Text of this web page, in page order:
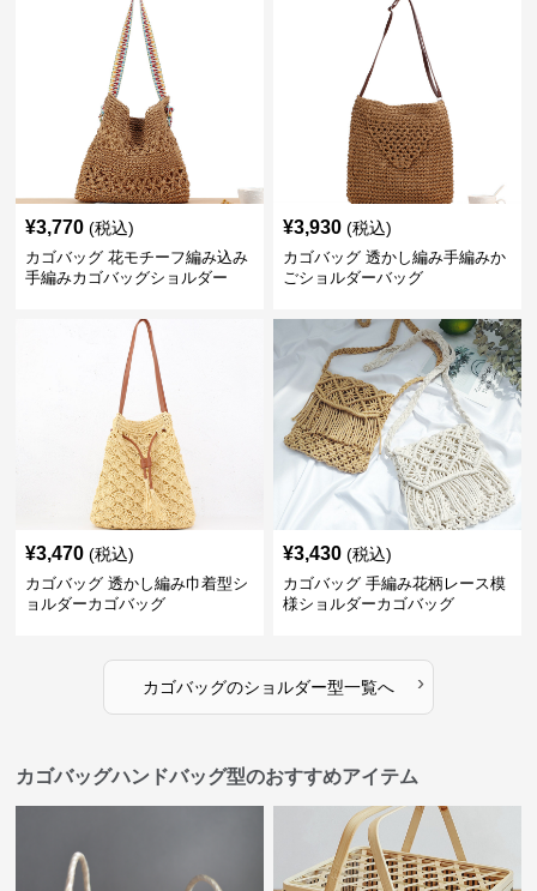
¥3,770 (税込)
カゴバッグ 花モチーフ編み込み
手編みカゴバッグショルダー
¥3,930 (税込)
カゴバッグ 透かし編み手編みか
ごショルダーバッグ
¥3,470 (税込)
カゴバッグ 透かし編み巾着型シ
ョルダーカゴバッグ
¥3,430 (税込)
カゴバッグ 手編み花柄レース模
様ショルダーカゴバッグ
カゴバッグのショルダー型一覧へ ›
カゴバッグハンドバッグ型のおすすめアイテム